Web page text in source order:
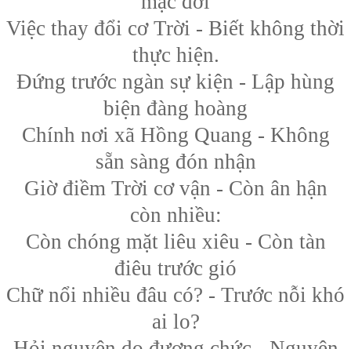
Việc thay đổi cơ Trời - Biết không thời
thực hiện.
Đứng trước ngàn sự kiện - Lập hùng
biện đàng hoàng
Chính nơi xã Hồng Quang - Không
sẵn sàng đón nhận
Giờ điềm Trời cơ vận - Còn ân hận
còn nhiều:
Còn chóng mặt liêu xiêu - Còn tàn
điêu trước gió
Chữ nổi nhiều đâu có? - Trước nỗi khó
ai lo?